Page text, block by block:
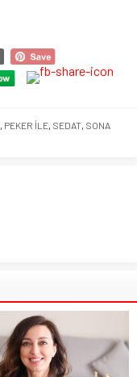
, PEKER İLE, SEDAT, SONA